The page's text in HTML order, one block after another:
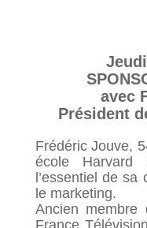
avec
Président
Frédéric Jouve,
école Harvard
l’essentiel de
le marketing.
Ancien
France